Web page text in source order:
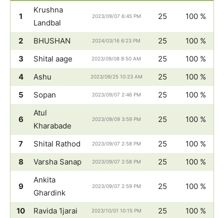
1
Krushna
Landbal
2023/09/07 6:45 PM 25 100 %
2 BHUSHAN 2024/03/16 6:23 PM 25
100 %
3
Shital aage 2023/09/08 8:50 AM 25
100 %
4
Ashu 2023/09/25 10:23 AM 25
100 %
5
Sopan 2023/09/07 2:46 PM 25 100 %
6
Atul
Kharabade
2023/09/09 3:59 PM 25 100 %
7 Shital Rathod 2023/09/07 2:58 PM 25
100 %
8
Varsha Sanap 2023/09/07 2:58 PM 25 100 %
9
Ankita
Ghardink
2023/09/07 2:59 PM 25 100 %
10 Ravida 1jarai 2023/10/01 10:15 PM 25 100 %